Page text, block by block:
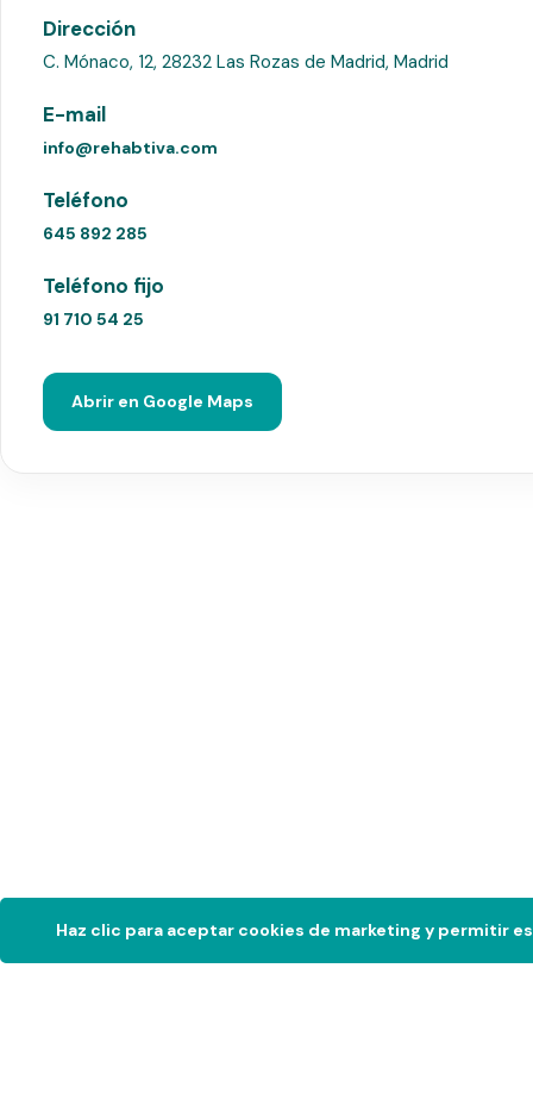
Dirección
C. Mónaco, 12, 28232 Las Rozas de Madrid, Madrid
E-mail
info@rehabtiva.com
Teléfono
645 892 285
Teléfono fijo
91 710 54 25
Abrir en Google Maps
Haz clic para aceptar cookies de marketing y permitir